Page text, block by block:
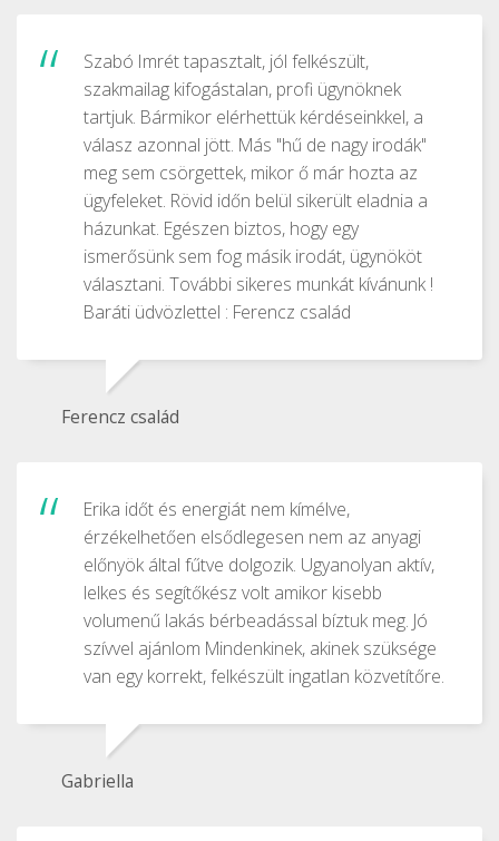
Szabó Imrét tapasztalt, jól felkészült,
szakmailag kifogástalan, profi ügynöknek
tartjuk. Bármikor elérhettük kérdéseinkkel, a
válasz azonnal jött. Más "hű de nagy irodák"
meg sem csörgettek, mikor ő már hozta az
ügyfeleket. Rövid időn belül sikerült eladnia a
házunkat. Egészen biztos, hogy egy
ismerősünk sem fog másik irodát, ügynököt
választani. További sikeres munkát kívánunk !
Baráti üdvözlettel : Ferencz család
Ferencz család
Erika időt és energiát nem kímélve,
érzékelhetően elsődlegesen nem az anyagi
előnyök által fűtve dolgozik. Ugyanolyan aktív,
lelkes és segítőkész volt amikor kisebb
volumenű lakás bérbeadással bíztuk meg. Jó
szívvel ajánlom Mindenkinek, akinek szüksége
van egy korrekt, felkészült ingatlan közvetítőre.
Gabriella